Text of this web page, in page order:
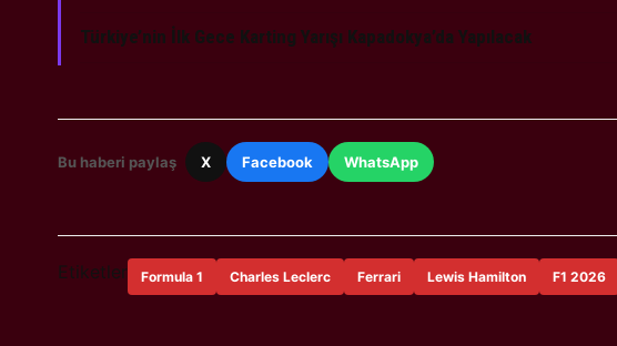
Türkiye’nin İlk Gece Karting Yarışı Kapadokya’da Yapılacak
Bu haberi paylaş X Facebook WhatsApp
Etiketler Formula 1 Charles Leclerc Ferrari Lewis Hamilton F1 2026